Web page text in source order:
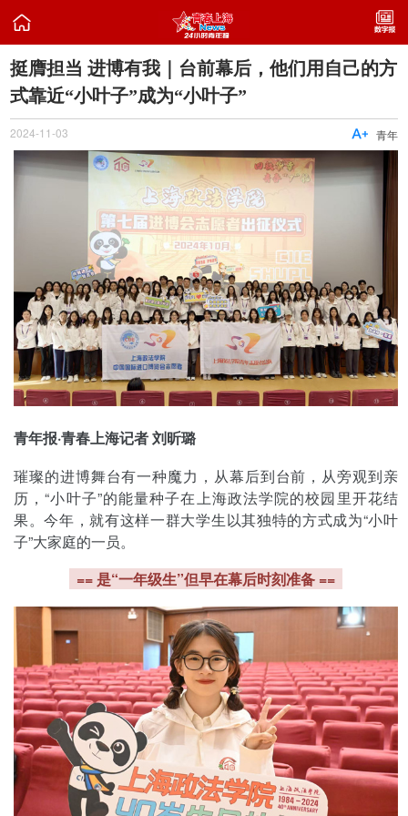

挺膺担当 进博有我｜台前幕后，他们用自己的方
式靠近“小叶子”成为“小叶子”
2024-11-03 青年

青年报·青春上海记者 刘昕璐
璀璨的进博舞台有一种魔力，从幕后到台前，从旁观到亲
历，“小叶子”的能量种子在上海政法学院的校园里开花结
果。今年，就有这样一群大学生以其独特的方式成为“小叶
子”大家庭的一员。
== 是“一年级生”但早在幕后时刻准备 ==